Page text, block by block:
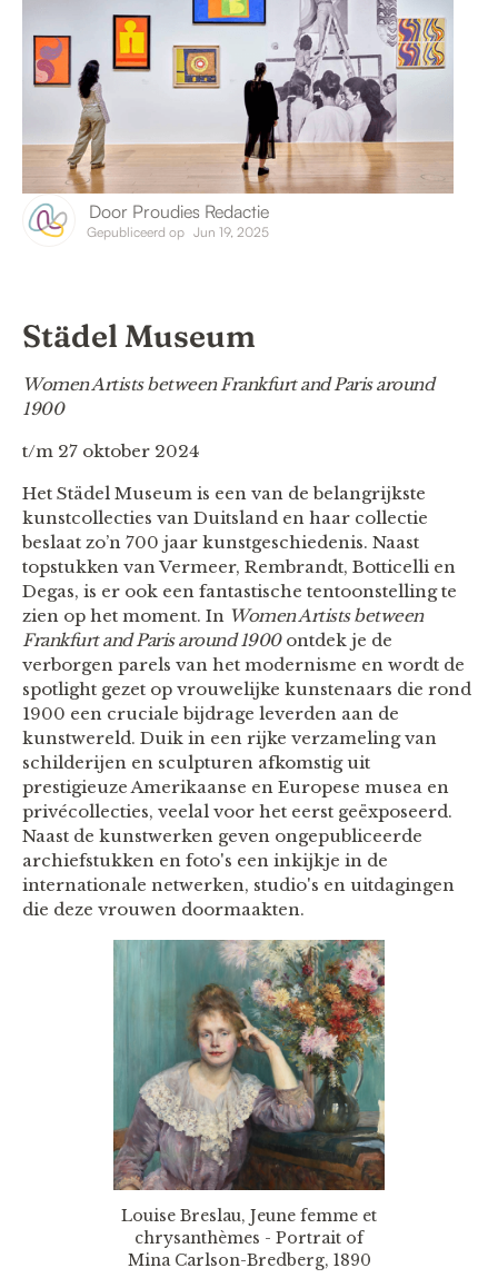
Door Proudies Redactie
Gepubliceerd op Jun 19, 2025
Städel Museum
Women Artists between Frankfurt and Paris around
1900
t/m 27 oktober 2024
Het Städel Museum is een van de belangrijkste
kunstcollecties van Duitsland en haar collectie
beslaat zo’n 700 jaar kunstgeschiedenis. Naast
topstukken van Vermeer, Rembrandt, Botticelli en
Degas, is er ook een fantastische tentoonstelling te
zien op het moment. In Women Artists between
Frankfurt and Paris around 1900 ontdek je de
verborgen parels van het modernisme en wordt de
spotlight gezet op vrouwelijke kunstenaars die rond
1900 een cruciale bijdrage leverden aan de
kunstwereld. Duik in een rijke verzameling van
schilderijen en sculpturen afkomstig uit
prestigieuze Amerikaanse en Europese musea en
privécollecties, veelal voor het eerst geëxposeerd.
Naast de kunstwerken geven ongepubliceerde
archiefstukken en foto's een inkijkje in de
internationale netwerken, studio's en uitdagingen
die deze vrouwen doormaakten.
Louise Breslau, Jeune femme et
chrysanthèmes - Portrait of
Mina Carlson-Bredberg, 1890